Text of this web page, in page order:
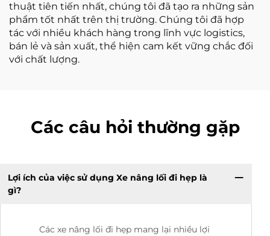
thuật tiên tiến nhất, chúng tôi đã tạo ra những sản
phẩm tốt nhất trên thị trường. Chúng tôi đã hợp
tác với nhiều khách hàng trong lĩnh vực logistics,
bán lẻ và sản xuất, thể hiện cam kết vững chắc đối
với chất lượng.
Các câu hỏi thường gặp
Lợi ích của việc sử dụng Xe nâng lối đi hẹp là
gì?
Các xe nâng lối đi hẹp mang lại nhiều lợi